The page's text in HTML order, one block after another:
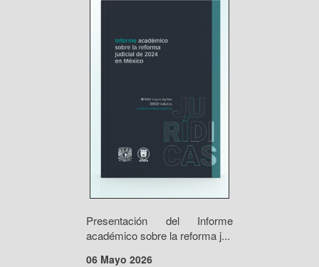
Presentación del Informe
académico sobre la reforma j...
06 Mayo 2026